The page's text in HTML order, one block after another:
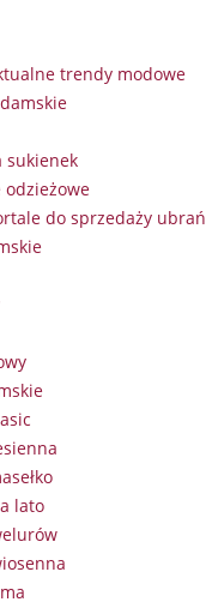
trendy modowe
sukienek
do sprzedaży ubrań
lato